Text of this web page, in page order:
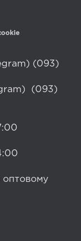
(093)
(093)
оптовому